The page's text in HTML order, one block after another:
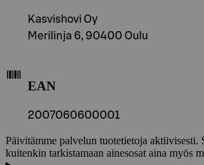
Kasvishovi Oy
Merilinja 6, 90400 Oulu
EAN
2007060600001
Päivitämme palvelun tuotetietoja aktiivisesti.
kuitenkin tarkistamaan ainesosat aina myös